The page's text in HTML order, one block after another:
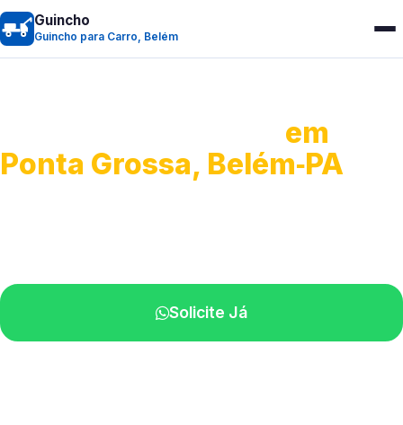
Guincho
Guincho para Carro, Belém
em
Ponta Grossa, Belém‑PA
Solicite Já